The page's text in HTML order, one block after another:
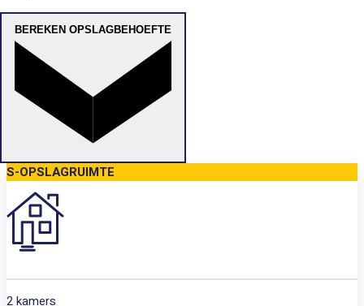
BEREKEN OPSLAGBEHOEFTE
S-OPSLAGRUIMTE
2 kamers